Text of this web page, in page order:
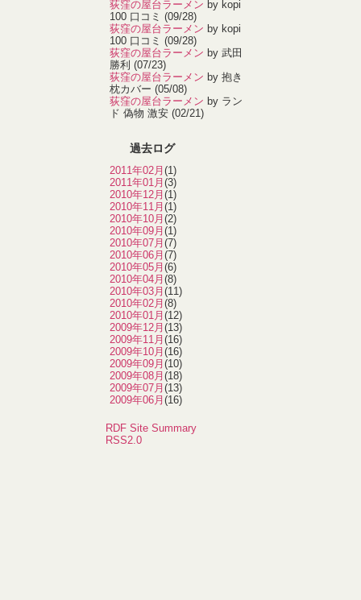
荻窪の屋台ラーメン by kopi
100 口コミ (09/28)
荻窪の屋台ラーメン by kopi
100 口コミ (09/28)
荻窪の屋台ラーメン by 武田
勝利 (07/23)
荻窪の屋台ラーメン by 抱き
枕カバー (05/08)
荻窪の屋台ラーメン by ラン
ド 偽物 激安 (02/21)
過去ログ
2011年02月 (1)
2011年01月 (3)
2010年12月 (1)
2010年11月 (1)
2010年10月 (2)
2010年09月 (1)
2010年07月 (7)
2010年06月 (7)
2010年05月 (6)
2010年04月 (8)
2010年03月 (11)
2010年02月 (8)
2010年01月 (12)
2009年12月 (13)
2009年11月 (16)
2009年10月 (16)
2009年09月 (10)
2009年08月 (18)
2009年07月 (13)
2009年06月 (16)
RDF Site Summary
RSS2.0